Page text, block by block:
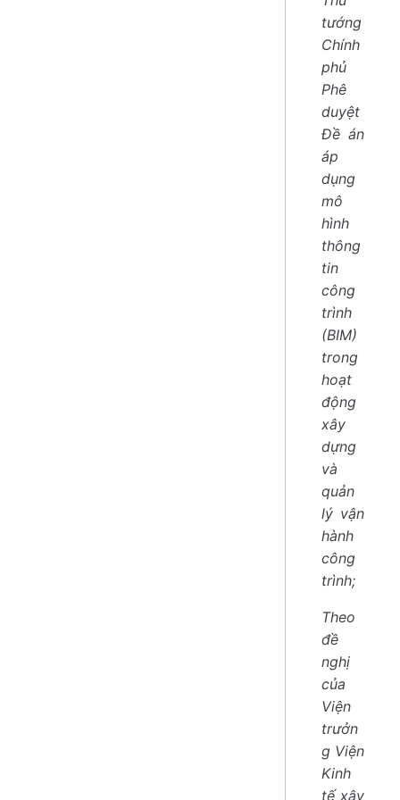
tướng
Chính
phủ
Phê
duyệt
Đề án
áp
dụng
mô
hình
thông
tin
công
trình
(BIM)
trong
hoạt
động
xây
dựng
và
quản
lý vận
hành
công
trình;
Theo
đề
nghị
của
Viện
trưởn
g Viện
Kinh
tế xây